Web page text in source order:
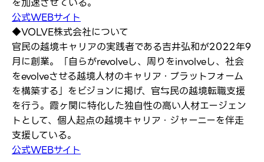
公式WEBサイト
◆VOLVE株式会社について
官民の越境キャリアの実践者である吉井弘和が2022年9
月に創業。「自らがrevolveし、周りをinvolveし、社会
をevolveさせる越境人材のキャリア・プラットフォーム
を構築する」をビジョンに掲げ、官⇆民の越境転職支援
を行う。霞ヶ関に特化した独自性の高い人材エージェン
トとして、個人起点の越境キャリア・ジャーニーを伴走
支援している。
公式WEBサイト